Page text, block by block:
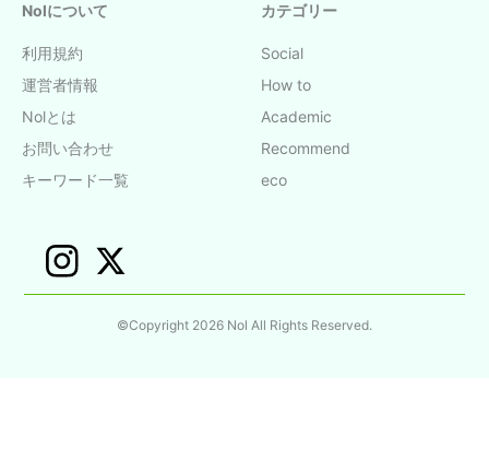
Nolについて
利用規約
運営者情報
Nolとは
お問い合わせ
キーワード一覧
カテゴリー
Social
How to
Academic
Recommend
eco
©Copyright 2026 Nol All Rights Reserved.